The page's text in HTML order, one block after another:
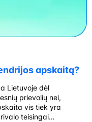
apskaitą?
Lietuvoje dėl
prievolių nei,
vis tiek yra
teisingai